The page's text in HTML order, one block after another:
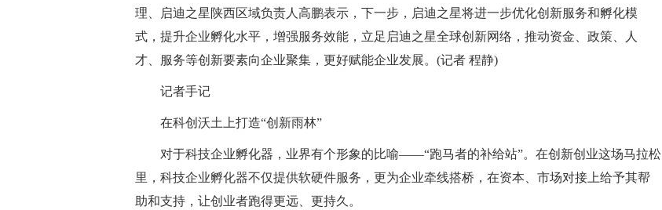
理、启迪之星陕西区域负责人高鹏表示，下一步，启迪之星将进一步优化创新服务和孵化模
式，提升企业孵化水平，增强服务效能，立足启迪之星全球创新网络，推动资金、政策、人
才、服务等创新要素向企业聚集，更好赋能企业发展。(记者 程静)
记者手记
在科创沃土上打造“创新雨林”
对于科技企业孵化器，业界有个形象的比喻——“跑马者的补给站”。在创新创业这场马拉松
里，科技企业孵化器不仅提供软硬件服务，更为企业牵线搭桥，在资本、市场对接上给予其帮
助和支持，让创业者跑得更远、更持久。